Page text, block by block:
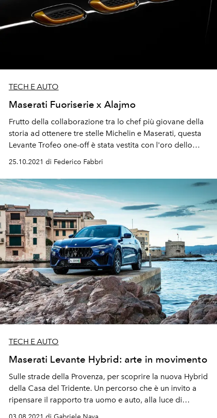
TECH E AUTO
Maserati Fuoriserie x Alajmo
Frutto della collaborazione tra lo chef più giovane della
storia ad ottenere tre stelle Michelin e Maserati, questa
Levante Trofeo one-off è stata vestita con l'oro dello
25.10.2021 di Federico Fabbri
TECH E AUTO
Maserati Levante Hybrid: arte in movimento
Sulle strade della Provenza, per scoprire la nuova Hybrid
della Casa del Tridente. Un percorso che è un invito a
ripensare il rapporto tra uomo e auto, alla luce di